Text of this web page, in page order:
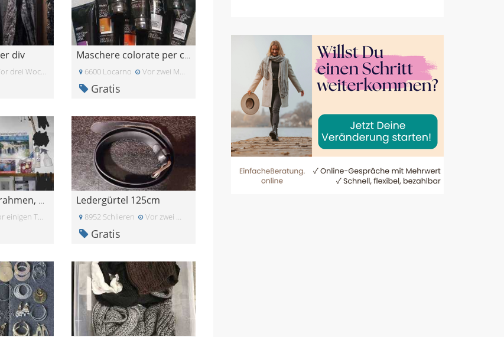
div
drei Wochen
Maschere colorate per capelli
6600 Locarno Vor zwei Monaten
Gratis
Schuhe, Bilderrahmen, Buch, Puzzle...etc.
einigen Tagen
Ledergürtel 125cm
8952 Schlieren Vor zwei Wochen
Gratis